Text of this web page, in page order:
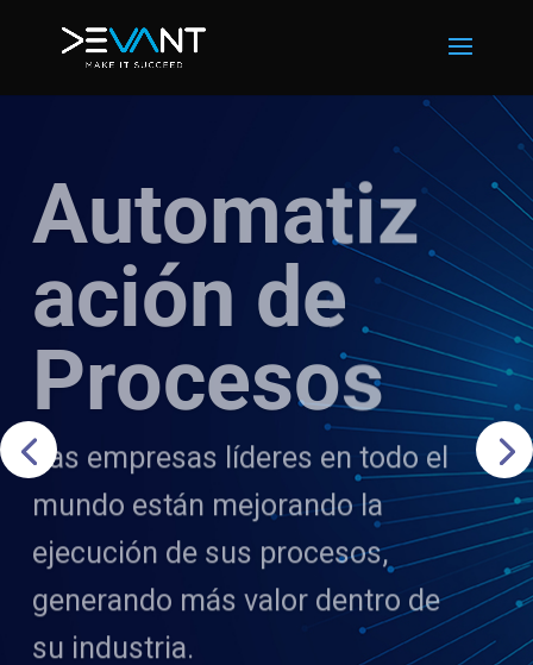
Automatiz
ación de
Procesos
Las empresas líderes en todo el
mundo están mejorando la
ejecución de sus procesos,
generando más valor dentro de
su industria.